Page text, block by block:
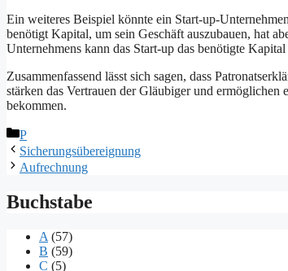
Ein weiteres Beispiel könnte ein Start-up-
benötigt Kapital, um sein Geschäft auszubauen, hat
Unternehmens kann das Start-up das benötigte
Zusammenfassend lässt sich sagen, dass
stärken das Vertrauen der Gläubiger und
bekommen.
Kategorien
P
Sicherungsübereignung
Aufrechnung
Buchstabe
A (57)
B (59)
C (5)